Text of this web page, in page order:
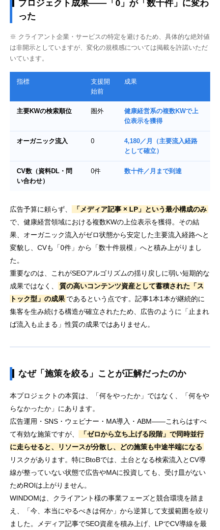
プロジェクト成果——「0」が「数十件」に変わ
った
※ クライアント企業・サービスの特定を避けるため、具体的な絶対値
は非開示としていますが、変化の規模感については掲載を許諾いただ
いています。
指標
支援開
始前
成果
主要KWの検索順位 圏外
健康経営系の複数KWで上
位表示を獲得
オーガニック流入 0
4,180／月（主要流入経路
として確立）
CV数（資料DL・問
い合わせ）
0件 数十件／月まで到達
広告予算に頼らず、
「メディア記事 × LP」という最小構成のみ
で、健康経営領域における複数KWの上位表示を獲得。その結
果、オーガニック流入がゼロ状態から安定した主要流入経路へと
変貌し、CVも「0件」から「数十件規模」へと積み上がりまし
た。
重要なのは、これがSEOアルゴリズムの揺り戻しに弱い短期的な
成果ではなく、
質の高いコンテンツ資産として蓄積された「ス
トック型」の成果 であるという点です。記事1本1本が継続的に
集客を生み続ける構造が確立されたため、広告のように「止まれ
ば流入も止まる」性質の成果ではありません。
なぜ「施策を絞る」ことが正解だったのか
本プロジェクトの本質は、「何をやったか」ではなく、「何をや
らなかったか」にあります。
広告運用・SNS・ウェビナー・MA導入・ABM——これらはすべ
て有効な施策ですが、
「ゼロから立ち上げる段階」で同時並行
に走らせると、リソースが分散し、どの施策も中途半端になる
リスクがあります。特にBtoBでは、土台となる検索流入とCV導
線が整っていない状態で広告やMAに投資しても、受け皿がない
ためROIは上がりません。
WINDOMは、クライアント様の事業フェーズと競合環境を踏ま
え、「今、本当にやるべきは何か」から逆算して支援範囲を絞り
ました。メディア記事でSEO資産を積み上げ、LPでCV導線を最